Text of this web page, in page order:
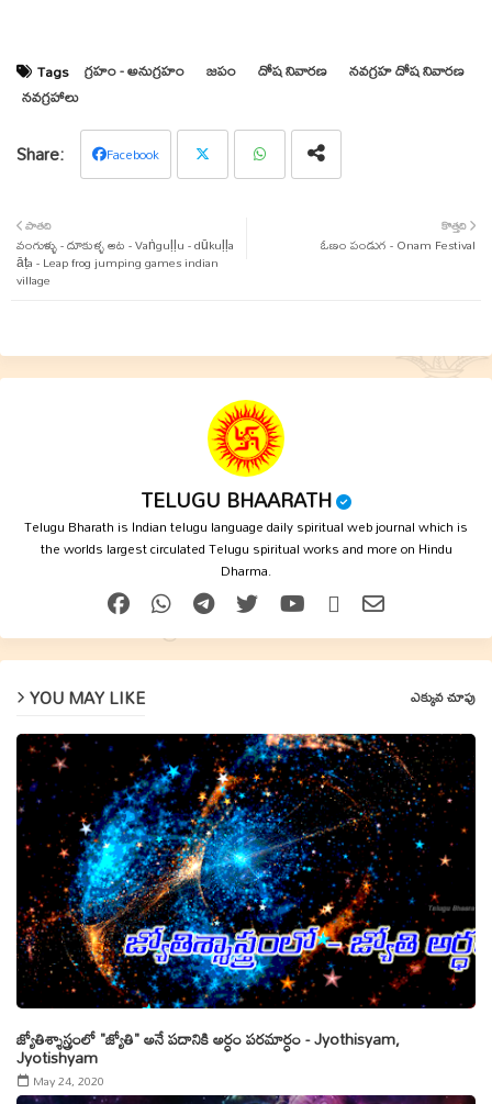
Tags గ్రహం - అనుగ్రహం జపం దోష నివారణ
నవగ్రహ దోష నివారణ
నవగ్రహాలు
Facebook
ter
కొత్తది
ఓణం పండుగ - Onam Festival
పాతది
వంగుళ్ళు - దూకుళ్ళ ఆట - Vaṅguḷḷu - dūkuḷḷa
āṭa - Leap frog jumping games indian
village
TELUGU BHAARATH
Telugu Bharath is Indian telugu language daily spiritual web journal which is
the worlds largest circulated Telugu spiritual works and more on Hindu
Dharma.
YOU MAY LIKE ఎక్కువ చూపు
జ్యోతిశ్శాస్త్రంలో "జ్యోతి" అనే పదానికి అర్ధం పరమార్ధం - Jyothisyam,
Jyotishyam
May 24, 2020